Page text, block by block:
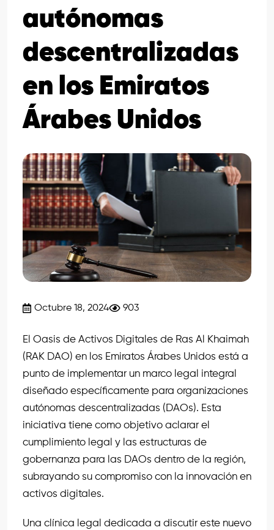
autónomas
descentralizadas
en los Emiratos
Árabes Unidos
Octubre 18, 2024 903
El Oasis de Activos Digitales de Ras Al Khaimah
(RAK DAO) en los Emiratos Árabes Unidos está a
punto de implementar un marco legal integral
diseñado específicamente para organizaciones
autónomas descentralizadas (DAOs). Esta
iniciativa tiene como objetivo aclarar el
cumplimiento legal y las estructuras de
gobernanza para las DAOs dentro de la región,
subrayando su compromiso con la innovación en
activos digitales.
Una clínica legal dedicada a discutir este nuevo